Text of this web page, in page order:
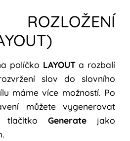
políčko LAYOUTa rozbalí
slov do slovního
máme více možností. Po
můžete vygenerovat
tlačítko Generate jako